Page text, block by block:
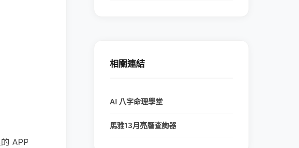
APP
相關連結
AI 八字命理學堂
馬雅13月亮曆查詢器